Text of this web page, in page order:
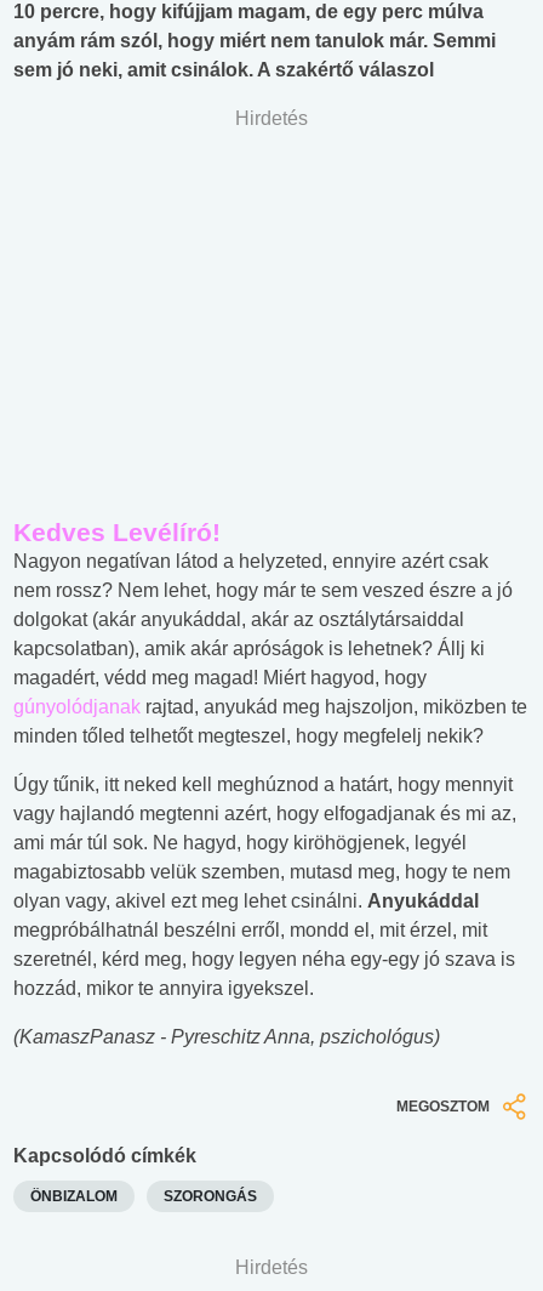
10 percre, hogy kifújjam magam, de egy perc múlva
anyám rám szól, hogy miért nem tanulok már. Semmi
sem jó neki, amit csinálok. A szakértő válaszol
Hirdetés
Kedves Levélíró!
Nagyon negatívan látod a helyzeted, ennyire azért csak
nem rossz? Nem lehet, hogy már te sem veszed észre a jó
dolgokat (akár anyukáddal, akár az osztálytársaiddal
kapcsolatban), amik akár apróságok is lehetnek? Állj ki
magadért, védd meg magad! Miért hagyod, hogy
gúnyolódjanak rajtad, anyukád meg hajszoljon, miközben te
minden tőled telhetőt megteszel, hogy megfelelj nekik?
Úgy tűnik, itt neked kell meghúznod a határt, hogy mennyit
vagy hajlandó megtenni azért, hogy elfogadjanak és mi az,
ami már túl sok. Ne hagyd, hogy kiröhögjenek, legyél
magabiztosabb velük szemben, mutasd meg, hogy te nem
olyan vagy, akivel ezt meg lehet csinálni. Anyukáddal
megpróbálhatnál beszélni erről, mondd el, mit érzel, mit
szeretnél, kérd meg, hogy legyen néha egy-egy jó szava is
hozzád, mikor te annyira igyekszel.
(KamaszPanasz - Pyreschitz Anna, pszichológus)
MEGOSZTOM
Kapcsolódó címkék
ÖNBIZALOM SZORONGÁS
Hirdetés